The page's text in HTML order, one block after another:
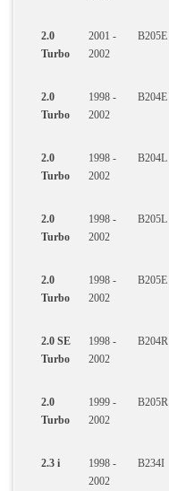
2.0
Turbo
2001 -
2002
B205E
2.0
Turbo
1998 -
2002
B204E
2.0
Turbo
1998 -
2002
B204L
2.0
Turbo
1998 -
2002
B205L
2.0
Turbo
1998 -
2002
B205E
2.0 SE
Turbo
1998 -
2002
B204R
2.0
Turbo
1999 -
2002
B205R
2.3 i
1998 -
2002
B234I